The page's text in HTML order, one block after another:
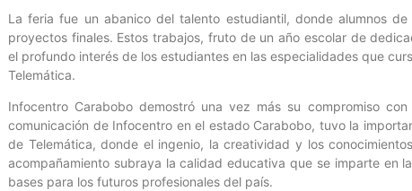
La feria fue un abanico del talento estudiantil, donde alumnos
proyectos finales. Estos trabajos, fruto de un año escolar de
el profundo interés de los estudiantes en las especialidades que
Telemática.
Infocentro Carabobo demostró una vez más su compromiso
comunicación de Infocentro en el estado Carabobo, tuvo la
de Telemática, donde el ingenio, la creatividad y los
acompañamiento subraya la calidad educativa que se imparte en
bases para los futuros profesionales del país.